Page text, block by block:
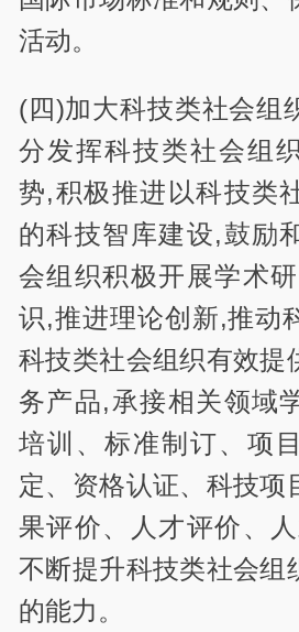
活动。
(四)加大科技类社会组
分发挥科技类社会组
势,积极推进以科技类
的科技智库建设,鼓励
会组织积极开展学术
识,推进理论创新,推动
科技类社会组织有效提
务产品,承接相关领域
培训、标准制订、项
定、资格认证、科技项
果评价、人才评价、
不断提升科技类社会组
的能力。